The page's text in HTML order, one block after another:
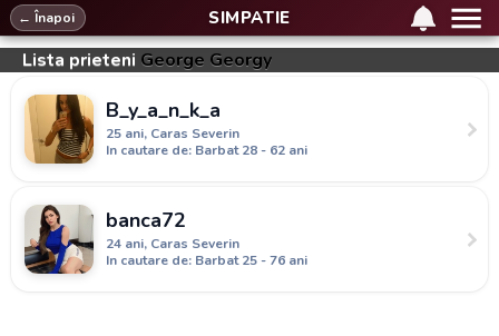
SIMPATIE
← Înapoi
Lista prieteni George Georgy
B_y_a_n_k_a
25 ani, Caras Severin
In cautare de: Barbat 28 - 62 ani
banca72
24 ani, Caras Severin
In cautare de: Barbat 25 - 76 ani